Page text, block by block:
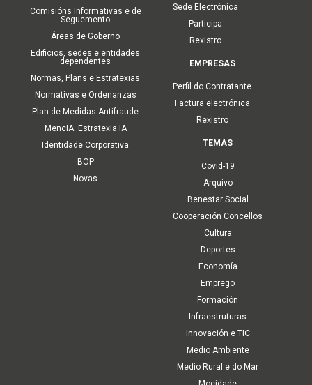
Comisións Informativas e de
Seguemento
Áreas de Goberno
Edificios, sedes e entidades
dependentes
Normas, Plans e Estratexias
Normativas e Ordenanzas
Plan de Medidas Antifraude
MencIA: Estratexia IA
Identidade Corporativa
BOP
Novas
Sede Electrónica
Participa
Rexistro
EMPRESAS
Perfil do Contratante
Factura electrónica
Rexistro
TEMAS
Covid-19
Arquivo
Benestar Social
Cooperación Concellos
Cultura
Deportes
Economía
Emprego
Formación
Infraestruturas
Innovación e TIC
Medio Ambiente
Medio Rural e do Mar